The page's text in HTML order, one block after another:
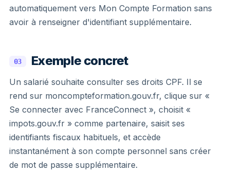
automatiquement vers Mon Compte Formation sans
avoir à renseigner d'identifiant supplémentaire.
03 Exemple concret
Un salarié souhaite consulter ses droits CPF. Il se
rend sur moncompteformation.gouv.fr, clique sur «
Se connecter avec FranceConnect », choisit «
impots.gouv.fr » comme partenaire, saisit ses
identifiants fiscaux habituels, et accède
instantanément à son compte personnel sans créer
de mot de passe supplémentaire.